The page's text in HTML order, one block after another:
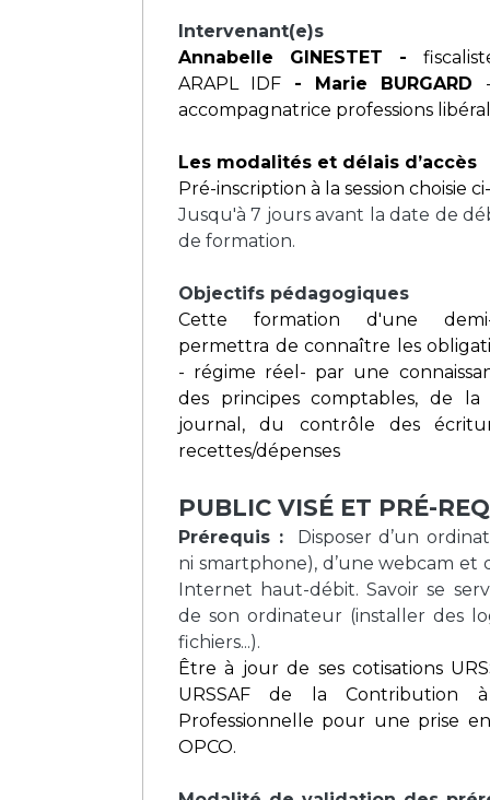
Intervenant(e)s
Annabelle GINESTET -
ARAPL IDF - Marie BURGARD
accompagnatrice professions
Les modalités et délais d’accès
Pré-inscription à la session choisie
Jusqu'à 7 jours avant la date de
de formation.
Objectifs pédagogiques
Cette formation d'une
permettra de connaître les
- régime réel- par une
des principes comptables, de
journal, du contrôle des
recettes/dépenses
PUBLIC VISÉ ET PRÉ-
Prérequis :
Disposer d’un
ni smartphone), d’une webcam et
Internet haut-débit. Savoir se
de son ordinateur (installer des
fichiers...).
Être à jour de ses cotisations
URSSAF de la Contribution
Professionnelle pour une prise
OPCO.